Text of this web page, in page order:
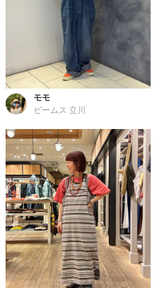
モモ
ビームス 立川